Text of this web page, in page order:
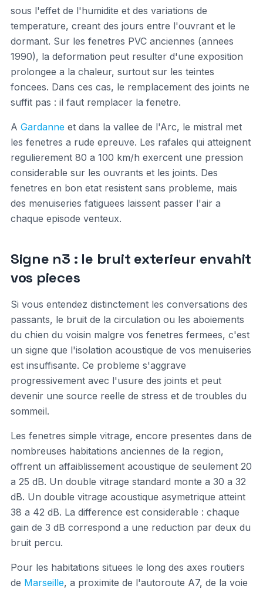
sous l'effet de l'humidite et des variations de
temperature, creant des jours entre l'ouvrant et le
dormant. Sur les fenetres PVC anciennes (annees
1990), la deformation peut resulter d'une exposition
prolongee a la chaleur, surtout sur les teintes
foncees. Dans ces cas, le remplacement des joints ne
suffit pas : il faut remplacer la fenetre.
A Gardanne et dans la vallee de l'Arc, le mistral met
les fenetres a rude epreuve. Les rafales qui atteignent
regulierement 80 a 100 km/h exercent une pression
considerable sur les ouvrants et les joints. Des
fenetres en bon etat resistent sans probleme, mais
des menuiseries fatiguees laissent passer l'air a
chaque episode venteux.
Signe n3 : le bruit exterieur envahit
vos pieces
Si vous entendez distinctement les conversations des
passants, le bruit de la circulation ou les aboiements
du chien du voisin malgre vos fenetres fermees, c'est
un signe que l'isolation acoustique de vos menuiseries
est insuffisante. Ce probleme s'aggrave
progressivement avec l'usure des joints et peut
devenir une source reelle de stress et de troubles du
sommeil.
Les fenetres simple vitrage, encore presentes dans de
nombreuses habitations anciennes de la region,
offrent un affaiblissement acoustique de seulement 20
a 25 dB. Un double vitrage standard monte a 30 a 32
dB. Un double vitrage acoustique asymetrique atteint
38 a 42 dB. La difference est considerable : chaque
gain de 3 dB correspond a une reduction par deux du
bruit percu.
Pour les habitations situees le long des axes routiers
de Marseille, a proximite de l'autoroute A7, de la voie